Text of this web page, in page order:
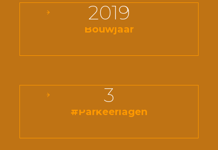
Bouwjaar
2019
#Parkeerlagen
3